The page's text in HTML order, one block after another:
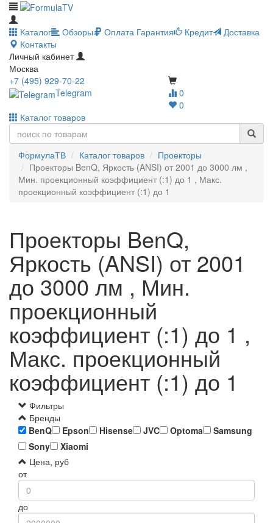
Каталог Обзоры Оплата Гарантия Кредит
Доставка
Контакты
Личный кабинет
Москва
0
0
+7 (495) 929-70-22
Telegram
Каталог товаров
ФормулаТВ Каталог товаров
Проекторы
Проекторы BenQ, Яркость (ANSI) от 2001 до 3000 лм ,
Мин. проекционный коэффициент (:1) до 1 , Макс.
проекционный коэффициент (:1) до 1
Проекторы BenQ,
Яркость (ANSI) от 2001
до 3000 лм , Мин.
проекционный
коэффициент (:1) до 1 ,
Макс. проекционный
коэффициент (:1) до 1
Фильтры
Бренды
BenQ
Epson Hisense JVC Optoma
Samsung
Sony
Xiaomi
Цена, руб
от
до